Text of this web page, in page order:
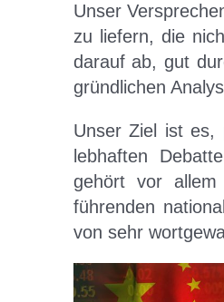
Unser
zu liefern, die
darauf ab, gut
gründlichen
Unser Ziel ist es,
lebhaften
gehört vor allem
führenden
von sehr